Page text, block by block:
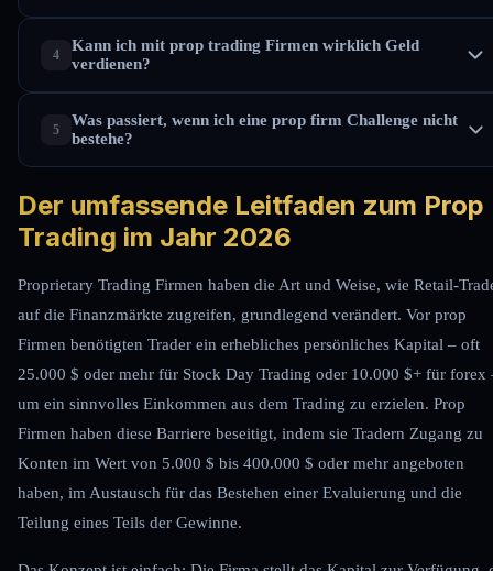
Kann ich mit prop trading Firmen wirklich Geld
verdienen?
Was passiert, wenn ich eine prop firm Challenge nicht
bestehe?
Der umfassende Leitfaden zum Prop
Trading im Jahr 2026
Proprietary Trading Firmen haben die Art und Weise, wie Retail-
auf die Finanzmärkte zugreifen, grundlegend verändert. Vor prop
Firmen benötigten Trader ein erhebliches persönliches Kapital – oft
25.000 $ oder mehr für Stock Day Trading oder 10.000 $+ für forex
um ein sinnvolles Einkommen aus dem Trading zu erzielen. Prop
Firmen haben diese Barriere beseitigt, indem sie Tradern Zugang zu
Konten im Wert von 5.000 $ bis 400.000 $ oder mehr angeboten
haben, im Austausch für das Bestehen einer Evaluierung und die
Teilung eines Teils der Gewinne.